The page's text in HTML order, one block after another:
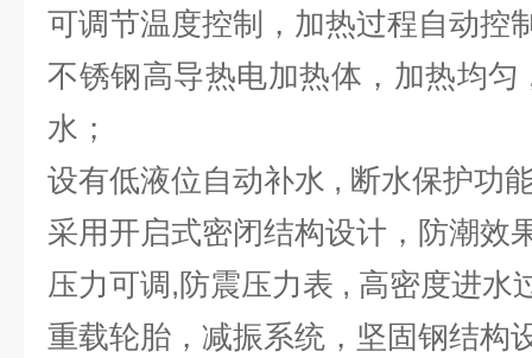
可调节温度控制，加热过程自动控
不锈钢高导热电加热体，加热均
水；
设有低液位自动补水 , 断水保护功
采用开启式密闭结构设计，防潮效
压力可调,防震压力表 , 高密度进水
重载轮胎，减振系统，坚固钢结构